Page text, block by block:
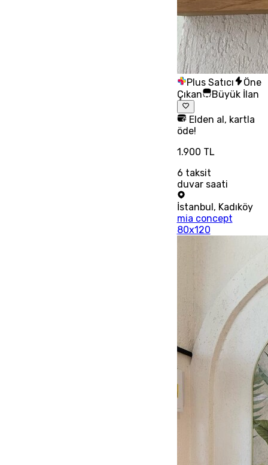
Plus Satıcı
Öne
Çıkan
Büyük İlan
Elden al, kartla
öde!
1.900 TL
6 taksit
duvar saati
İstanbul , Kadıköy
mia concept
80x120